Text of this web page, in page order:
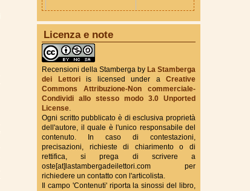
True Fantasy Italy
Licenza e note
Recensioni della Stamberga by La Stamberga
dei Lettoriis licensed under a Creative
Commons Attribuzione-Non commerciale-
Condividi allo stesso modo 3.0 Unported
License.
Ogni scritto pubblicato è di esclusiva proprietà
dell'autore, il quale è l'unico responsabile del
contenuto. In caso di contestazioni,
precisazioni, richieste di chiarimento o di
rettifica, si prega di scrivere a
oste[at]lastambergadeilettori.com per
richiedere un contatto con l'articolista.
Il campo 'Contenuti' riporta la sinossi del libro,